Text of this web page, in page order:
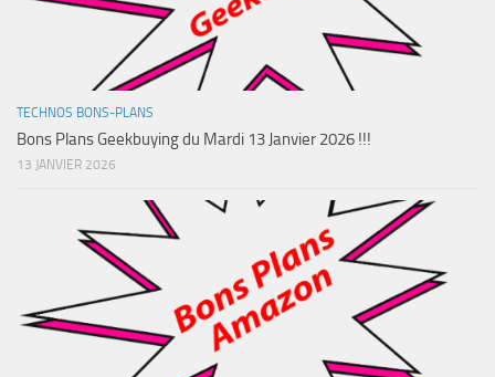
TECHNOS BONS-PLANS
Bons Plans Geekbuying du Mardi 13 Janvier 2026 !!!
13 JANVIER 2026